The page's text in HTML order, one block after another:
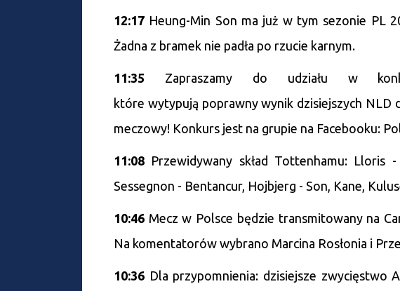
12:17 Heung-Min Son ma już w tym sezonie PL
Żadna z bramek nie padła po rzucie karnym.
11:35 Zapraszamy do udziału w
które wytypują poprawny wynik dzisiejszych NLD
meczowy! Konkurs jest na grupie na Facebooku:
11:08 Przewidywany skład Tottenhamu: Lloris
Sessegnon - Bentancur, Hojbjerg - Son, Kane,
10:46 Mecz w Polsce będzie transmitowany na
Na komentatorów wybrano Marcina Rosłonia i
10:36 Dla przypomnienia: dzisiejsze zwycięstwo